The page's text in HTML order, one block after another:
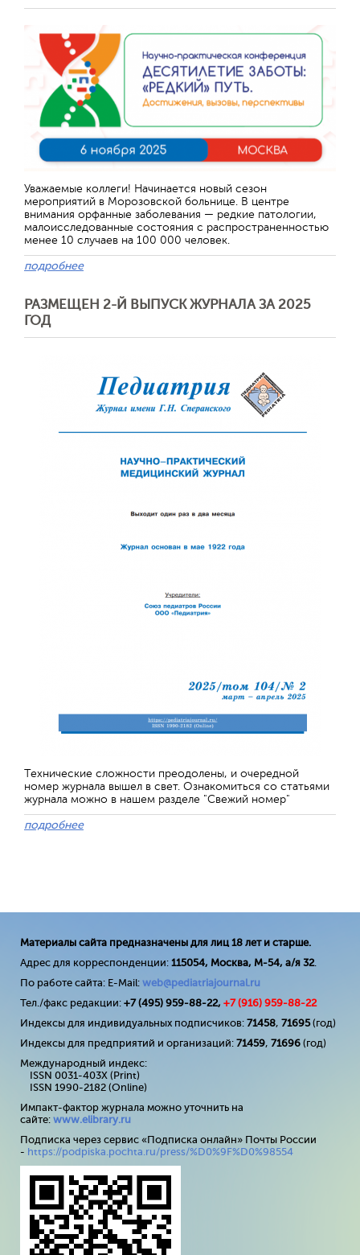
Уважаемые коллеги! Начинается новый сезон
мероприятий в Морозовской больнице. В центре
внимания орфанные заболевания — редкие патологии,
малоисследованные состояния с распространенностью
менее 10 случаев на 100 000 человек.
подробнее
РАЗМЕЩЕН 2-Й ВЫПУСК ЖУРНАЛА ЗА 2025
ГОД
Технические сложности преодолены, и очередной
номер журнала вышел в свет. Ознакомиться со статьями
журнала можно в нашем разделе "Свежий номер"
подробнее
Материалы сайта предназначены для лиц 18 лет и старше.
Адрес для корреспонденции: 115054, Москва, М-54, а/я 32.
По работе сайта: E-Mail: web@pediatriajournal.ru
Тел./факс редакции: +7 (495) 959-88-22, +7 (916) 959-88-22
Индексы для индивидуальных подписчиков: 71458, 71695(год)
Индексы для предприятий и организаций: 71459, 71696 (год)
Международный индекс:
ISSN 0031-403X (Print)
ISSN 1990-2182 (Online)
Импакт-фактор журнала можно уточнить на
сайте: www.elibrary.ru
Подписка через сервис «Подписка онлайн» Почты России
- https://podpiska.pochta.ru/press/%D0%9F%D0%98554